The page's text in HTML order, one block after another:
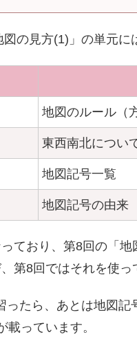
の見方(1)」の単元に
地図のルール（
東西南北につい
地図記号一覧
地図記号の由来
ており、第8回の「
第8回ではそれを使っ
たら、あとは地図
っています。